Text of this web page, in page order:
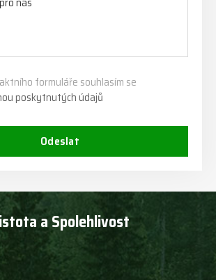
formuláře souhlasím se
poskytnutých údajů
Odeslat
a Spolehlivost